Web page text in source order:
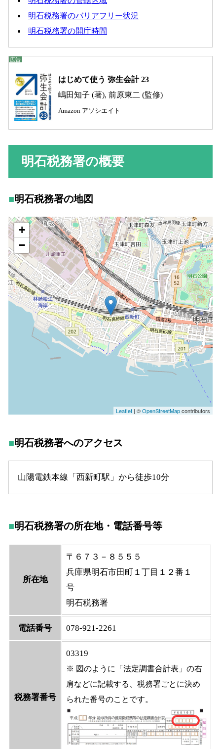
明石税務署のバリアフリー状況
明石税務署の開庁時間
はじめて使う 弥生会計 23
嶋田知子 (著), 前原東二 (監修)
Amazon アソシエイト
明石税務署の概要
明石税務署の地図
明石税務署へのアクセス
山陽電鉄本線「西新町駅」から徒歩10分
明石税務署の所在地・電話番号等
所在地
〒６７３－８５５５
兵庫県明石市田町１丁目１２番１
号
明石税務署
電話番号 078-921-2261
税務署番号
03319
※ 図のように「法定調書合計表」の右
肩などに記載する、税務署ごとに決め
られた番号のことです。